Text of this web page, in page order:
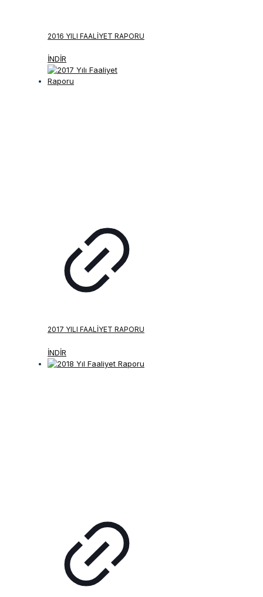
2016 YILI FAALIYET RAPORU
İNDİR
2017 YILI FAALIYET RAPORU
İNDİR